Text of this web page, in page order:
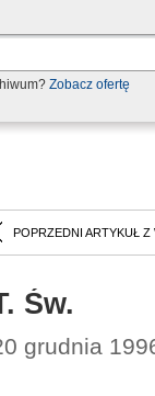
Zobacz ofertę
POPRZEDNI ARTYKUŁ Z
Św.
grudnia